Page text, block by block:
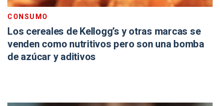
CONSUMO
Los cereales de Kellogg’s y otras marcas se
venden como nutritivos pero son una bomba
de azúcar y aditivos